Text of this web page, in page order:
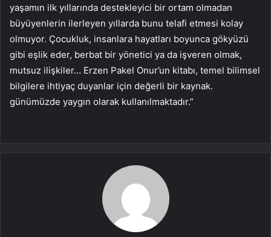
yaşamın ilk yıllarında destekleyici bir ortam olmadan
büyüyenlerin ilerleyen yıllarda bunu telafi etmesi kolay
olmuyor. Çocukluk, insanlara hayatları boyunca gökyüzü
gibi eşlik eder, berbat bir yönetici ya da işveren olmak,
mutsuz ilişkiler… Erzen Pakel Onur’un kitabı, temel bilimsel
bilgilere ihtiyaç duyanlar için değerli bir kaynak.
günümüzde yaygın olarak kullanılmaktadır.”